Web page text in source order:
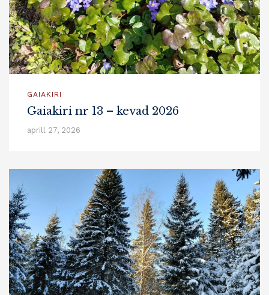
GAIAKIRI
Gaiakiri nr 13 – kevad 2026
aprill 27, 2026